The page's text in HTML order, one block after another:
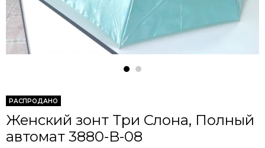
РАСПРОДАНО
Женский зонт Три Слона, Полный
автомат 3880-B-08